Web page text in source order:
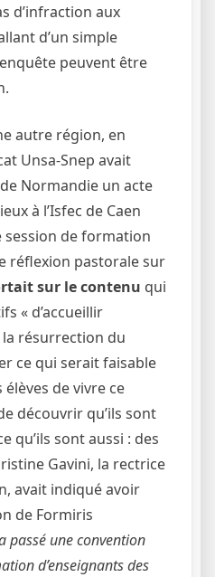
d’infraction aux
d’un simple
peuvent être
autre région, en
Unsa-Snep avait
Normandie un acte
à l’Isfec de Caen
session de formation
réflexion pastorale sur
sur le contenu qui
« d’accueillir
résurrection du
ce qui serait faisable
de vivre ce
découvrir qu’ils sont
qu’ils sont aussi : des
Gavini, la rectrice
avait indiqué avoir
de Formiris
passé une convention
d’enseignants des